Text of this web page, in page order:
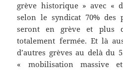
grève historique » avec «
selon le syndicat 70% des
seront en grève et plus
totalement fermée. Et là
d’autres grèves au delà du
« mobilisation massive